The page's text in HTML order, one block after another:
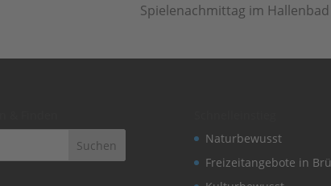
Spielenachmittag im Hallenbad
Naturbewusst
Freizeitangebote in